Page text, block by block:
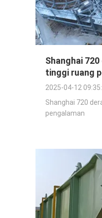
Shanghai
tinggi ruang
2025-04-12
Shanghai 720
pengalaman